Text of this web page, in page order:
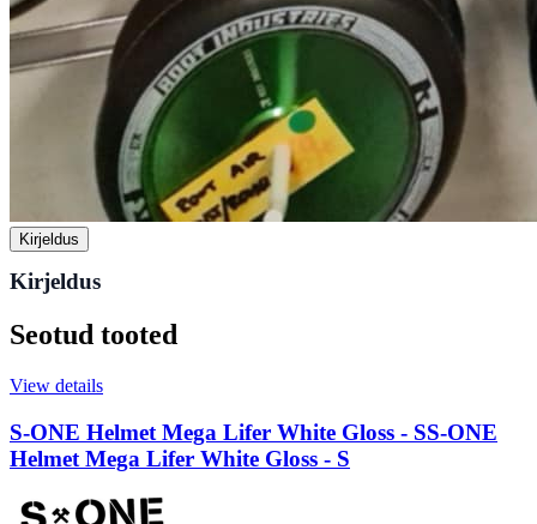
Kirjeldus
Kirjeldus
Seotud tooted
View details
S-ONE Helmet Mega Lifer White Gloss - SS-ONE
Helmet Mega Lifer White Gloss - S